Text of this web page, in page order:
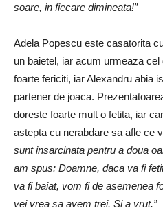
soare, in fiecare dimineata!”
Adela Popescu este casatorita
un baietel, iar acum urmeaza
foarte fericiti, iar Alexandru abia
partener de joaca.
doreste foarte mult o fetita, iar
astepta cu nerabdare sa afle ce
sunt insarcinata pentru a doua
am spus: Doamne, daca va fi
va fi baiat, vom fi de asemenea
vei vrea sa avem trei. Si a vrut.”